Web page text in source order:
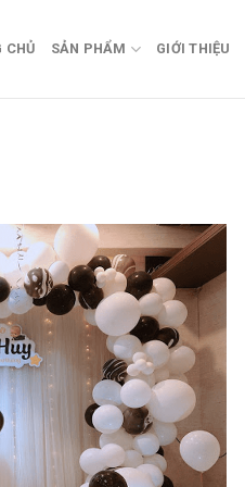
CHỦ SẢN PHẨM GIỚI THIỆU
wishlist